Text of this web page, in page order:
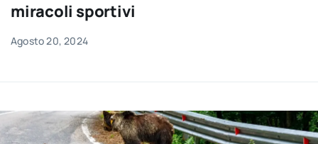
miracoli sportivi
Agosto 20, 2024